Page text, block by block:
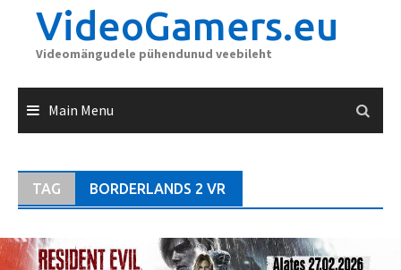
VideoGamers.eu
Videomängudele pühendunud veebileht
Main Menu
TAG BORDERLANDS 2 VR